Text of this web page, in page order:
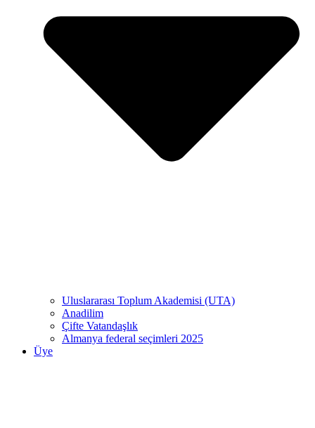
Uluslararası Toplum Akademisi (UTA)
Anadilim
Çifte Vatandaşlık
Almanya federal seçimleri 2025
Üye